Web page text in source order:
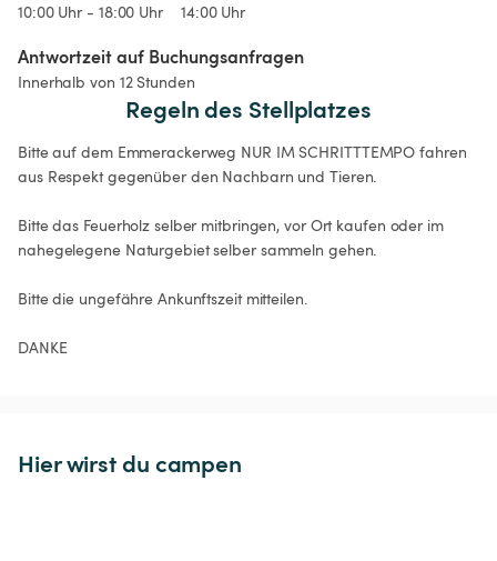
10:00 Uhr - 18:00 Uhr 14:00 Uhr
Antwortzeit auf Buchungsanfragen
Innerhalb von 12 Stunden
Regeln des Stellplatzes
Bitte auf dem Emmerackerweg NUR IM SCHRITTTEMPO fahren
aus Respekt gegenüber den Nachbarn und Tieren.
Bitte das Feuerholz selber mitbringen, vor Ort kaufen oder im
nahegelegene Naturgebiet selber sammeln gehen.
Bitte die ungefähre Ankunftszeit mitteilen.
DANKE
Hier wirst du campen